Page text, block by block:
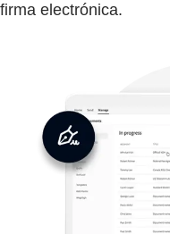
firma electrónica.